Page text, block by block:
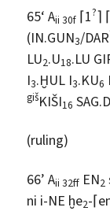
65‘ Aii 30f ⌈1?⌉
(IN.GUN3/DAR
LU2.U18.LU
I3.ḪUL I3.KU6
gišKIŠI16
(ruling)
66’ Aii 32ff EN2
ni i-NE ḫe2-